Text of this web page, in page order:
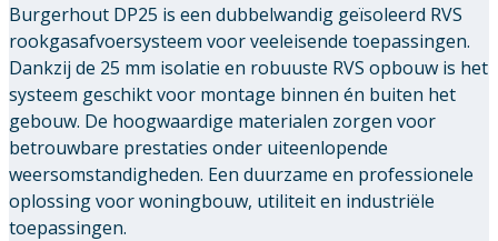
Burgerhout DP25 is een dubbelwandig geïsoleerd RVS
rookgasafvoersysteem voor veeleisende toepassingen.
Dankzij de 25 mm isolatie en robuuste RVS opbouw is het
systeem geschikt voor montage binnen én buiten het
gebouw. De hoogwaardige materialen zorgen voor
betrouwbare prestaties onder uiteenlopende
weersomstandigheden. Een duurzame en professionele
oplossing voor woningbouw, utiliteit en industriële
toepassingen.